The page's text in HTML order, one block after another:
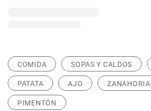
COMIDA SOPAS Y CALDOS
PATATA AJO ZANAHORIA
PIMENTÓN